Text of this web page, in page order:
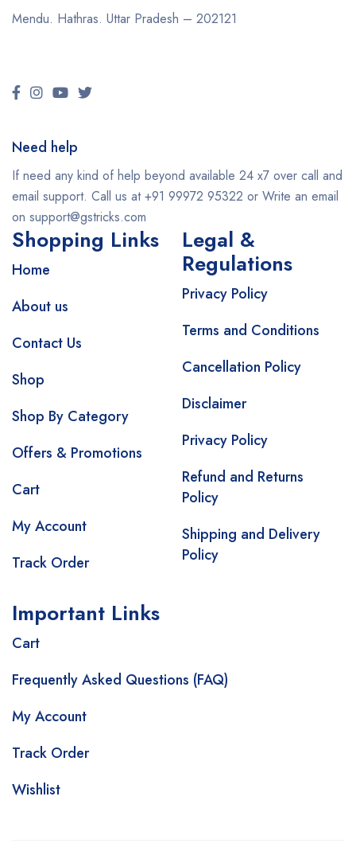
Mendu. Hathras. Uttar Pradesh – 202121
Need help
If need any kind of help beyond available 24 x7 over call and
email support. Call us at +91 99972 95322 or Write an email
on support@gstricks.com
Shopping Links
Home
About us
Contact Us
Shop
Shop By Category
Offers & Promotions
Cart
My Account
Track Order
Legal &
Regulations
Privacy Policy
Terms and Conditions
Cancellation Policy
Disclaimer
Privacy Policy
Refund and Returns
Policy
Shipping and Delivery
Policy
Important Links
Cart
Frequently Asked Questions (FAQ)
My Account
Track Order
Wishlist